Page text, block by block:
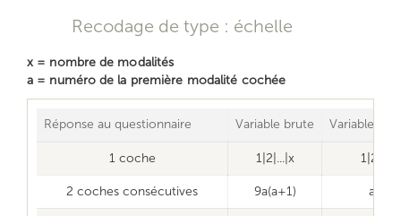
Recodage de type : échelle
x = nombre de modalités
a = numéro de la première modalité cochée
Réponse au questionnaire Variable brute Variable
1 coche 1|2|...|x 1|2|...|x
2 coches consécutives 9a(a+1) a+1